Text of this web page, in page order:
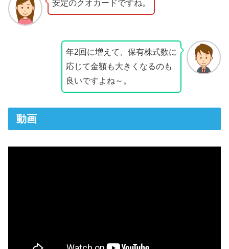
安定のクオカードですね。
年2回に増えて、保有株式数に
応じて金額も大きくなるのも
良いですよね～。
動画